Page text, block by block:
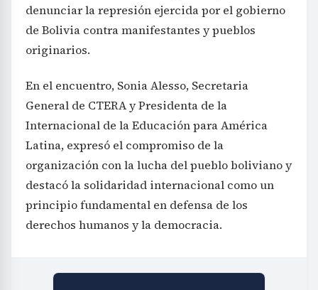
denunciar la represión ejercida por el gobierno
de Bolivia contra manifestantes y pueblos
originarios.
En el encuentro, Sonia Alesso, Secretaria
General de CTERA y Presidenta de la
Internacional de la Educación para América
Latina, expresó el compromiso de la
organización con la lucha del pueblo boliviano y
destacó la solidaridad internacional como un
principio fundamental en defensa de los
derechos humanos y la democracia.